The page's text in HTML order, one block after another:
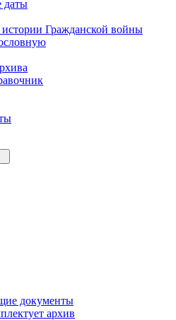
даты
Гражданской войны
документы
архив